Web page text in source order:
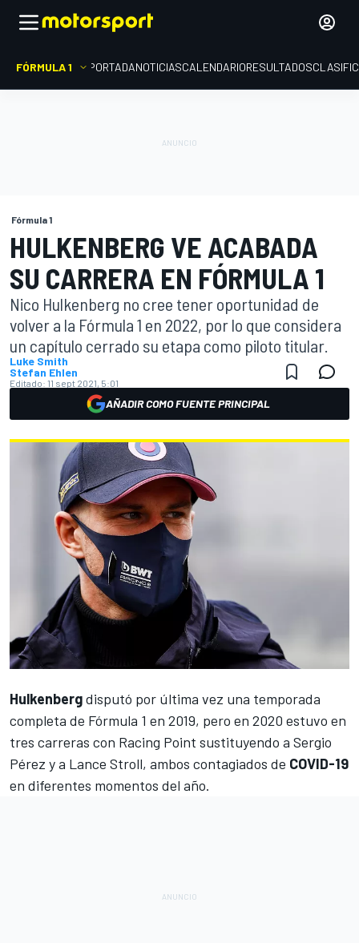
FÓRMULA 1 PORTADANOTICIASCALENDARIORESULTADOS
Fórmula 1
HULKENBERG VE ACABADA
SU CARRERA EN FÓRMULA 1
Nico Hulkenberg no cree tener oportunidad de
volver a la Fórmula 1 en 2022, por lo que considera
un capítulo cerrado su etapa como piloto titular.
Luke Smith
Stefan Ehlen
Editado: 11 sept 2021, 5:01
AÑADIR COMO FUENTE PRINCIPAL
Hulkenbergdisputó por última vez una temporada
completa de Fórmula 1 en 2019, pero en 2020 estuvo en
tres carreras con Racing Point sustituyendo a Sergio
Pérez ya Lance Stroll, ambos contagiados de COVID-19
en diferentes momentos del año.